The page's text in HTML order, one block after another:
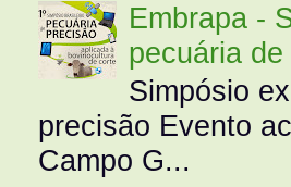
Embrapa -
pecuária
Simpósio
precisão Evento
Campo G...